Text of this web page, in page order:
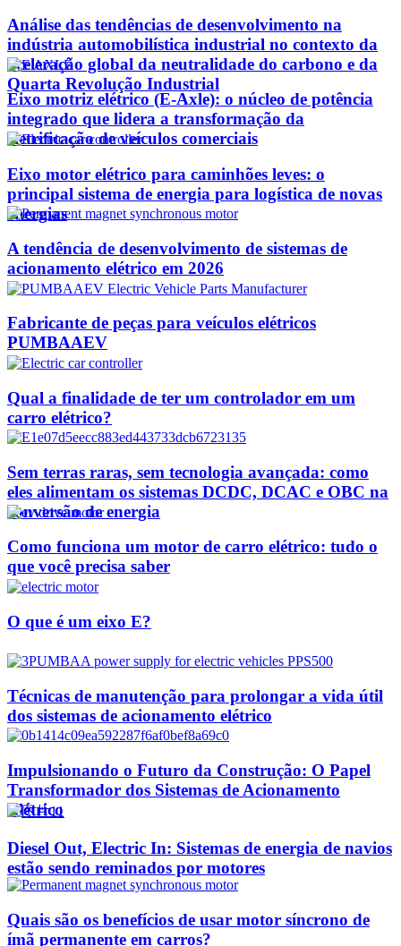
Análise das tendências de desenvolvimento na
indústria automobilística industrial no contexto da
aceleração global da neutralidade do carbono e da
Quarta Revolução Industrial
Eixo motriz elétrico (E-Axle): o núcleo de potência
integrado que lidera a transformação da
eletrificação de veículos comerciais
Eixo motor elétrico para caminhões leves: o
principal sistema de energia para logística de novas
energias
A tendência de desenvolvimento de sistemas de
acionamento elétrico em 2026
Fabricante de peças para veículos elétricos
PUMBAAEV
Qual a finalidade de ter um controlador em um
carro elétrico?
Sem terras raras, sem tecnologia avançada: como
eles alimentam os sistemas DCDC, DCAC e OBC na
conversão de energia
Como funciona um motor de carro elétrico: tudo o
que você precisa saber
O que é um eixo E?
Técnicas de manutenção para prolongar a vida útil
dos sistemas de acionamento elétrico
Impulsionando o Futuro da Construção: O Papel
Transformador dos Sistemas de Acionamento
Elétrico
Diesel Out, Electric In: Sistemas de energia de navios
estão sendo reminados por motores
Quais são os benefícios de usar motor síncrono de
ímã permanente em carros?